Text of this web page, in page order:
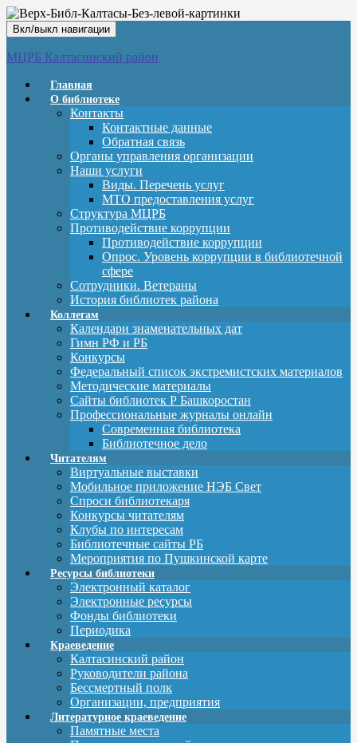
Вкл/выкл навигации
МЦРБ Калтасинский район
Главная
О библиотеке
Контакты
Контактные данные
Обратная связь
Органы управления организации
Наши услуги
Виды. Перечень услуг
МТО предоставления услуг
Структура МЦРБ
Противодействие коррупции
Противодействие коррупции
Опрос. Уровень коррупции в библиотечной
сфере
Сотрудники. Ветераны
История библиотек района
Коллегам
Календари знаменательных дат
Гимн РФ и РБ
Конкурсы
Федеральный список экстремистских материалов
Методические материалы
Сайты библиотек Р Башкоростан
Профессиональные журналы онлайн
Современная библиотека
Библиотечное дело
Читателям
Виртуальные выставки
Мобильное приложение НЭБ Свет
Спроси библиотекаря
Конкурсы читателям
Клубы по интересам
Библиотечные сайты РБ
Мероприятия по Пушкинской карте
Ресурсы библиотеки
Электронный каталог
Электронные ресурсы
Фонды библиотеки
Периодика
Краеведение
Калтасинский район
Руководители района
Бессмертный полк
Организации, предприятия
Литературное краеведение
Памятные места